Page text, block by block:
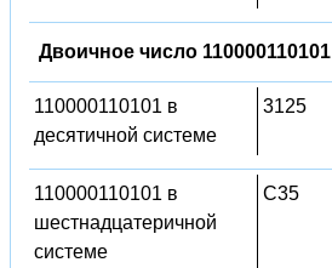
Двоичное число 110000110101
110000110101 в
десятичной системе
3125
110000110101 в
шестнадцатеричной
системе
C35